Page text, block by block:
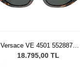
Versace VE 4501 552887 -
54 Kadın Güneş Gözlüğü
18.795,00 TL